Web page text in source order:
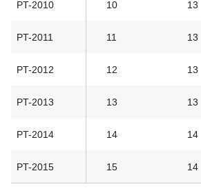
PT-2010 10 13
PT-2011 11 13
PT-2012 12 13
PT-2013 13 13
PT-2014 14 14
PT-2015 15 14